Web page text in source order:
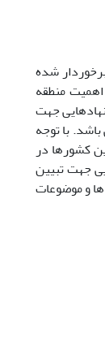
شده
منطقه
جهت
با توجه
کشورها در
جهت تبیین
و موضوعات